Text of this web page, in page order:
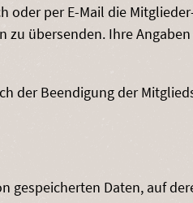
oder per E-Mail die
zu übersenden. Ihre
der Beendigung der
gespeicherten Daten, auf